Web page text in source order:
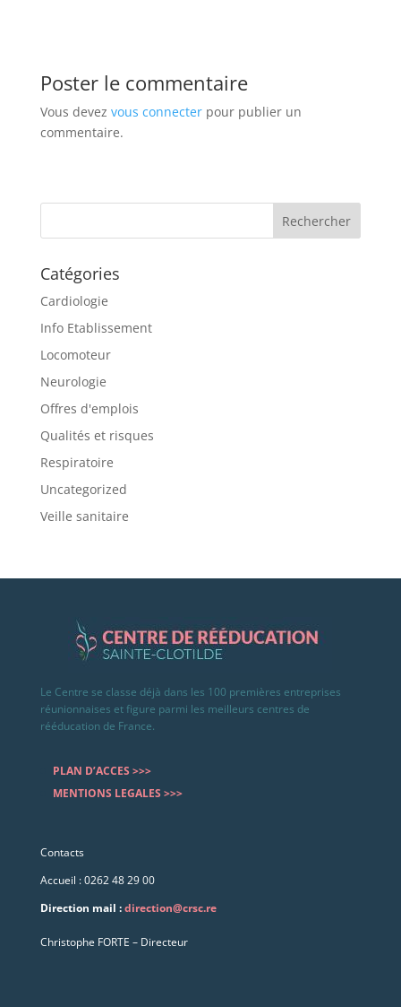
Poster le commentaire
Vous devez vous connecterpour publier un
commentaire.
Catégories
Cardiologie
Info Etablissement
Locomoteur
Neurologie
Offres d'emplois
Qualités et risques
Respiratoire
Uncategorized
Veille sanitaire
Le Centre se classe déjà dans les 100 premières entreprises
réunionnaises et figure parmi les meilleurs centres de
rééducation de France.
PLAN D’ACCES >>>
MENTIONS LEGALES >>>
Contacts
Accueil : 0262 48 29 00
Direction mail :direction@crsc.re
Christophe FORTE – Directeur